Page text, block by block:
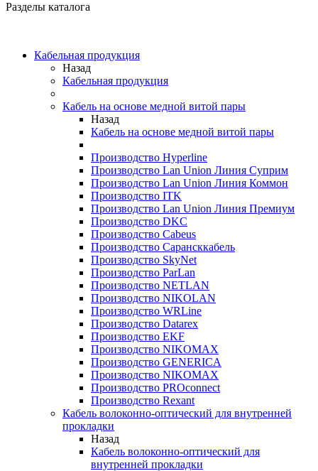
Разделы каталога
Кабельная продукция
Назад
Кабельная продукция
Кабель на основе медной витой пары
Назад
Кабель на основе медной витой пары
Производство Hyperline
Производство Lan Union Линия Суприм
Производство Lan Union Линия Коммон
Производство ITK
Производство Lan Union Линия Премиум
Производство DKC
Производство Cabeus
Производство Сарансккабель
Производство SkyNet
Производство ParLan
Производство NETLAN
Производство NIKOLAN
Производство WRLine
Производство Datarex
Производство EKF
Производство NIKOMAX
Производство GENERICA
Производство NIKOMAX
Производство PROconnect
Производство Rexant
Кабель волоконно-оптический для внутренней
прокладки
Назад
Кабель волоконно-оптический для
внутренней прокладки